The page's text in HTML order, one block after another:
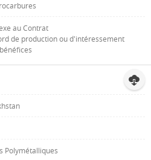
au Contrat
de production ou d'intéressement
Polymétalliques